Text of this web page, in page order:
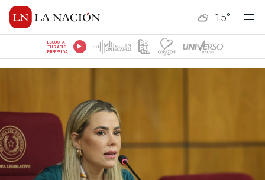
15°
ESCUCHÁ
TU RADIO
PREFERIDA